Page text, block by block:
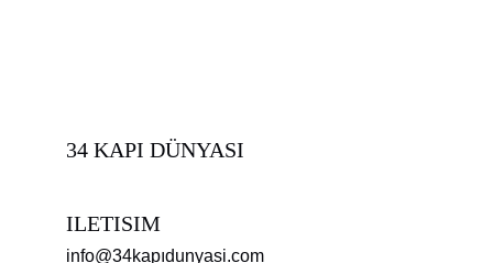
ILETISIM
info@34kapıdunyasi.com
34 KAPI DÜNYASI